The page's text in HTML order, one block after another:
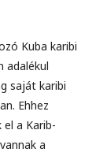
Kuba karibi
adalékul
saját karibi
Ehhez
a Karib-
a